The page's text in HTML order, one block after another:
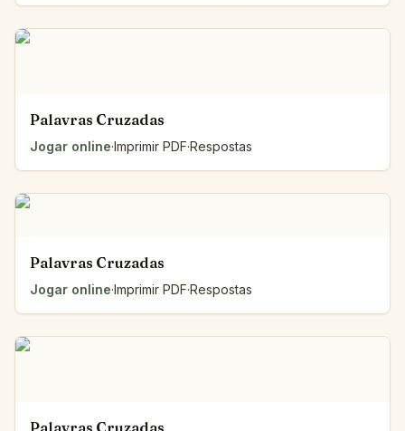
Palavras Cruzadas
Jogar online·Imprimir PDF·Respostas
Palavras Cruzadas
Jogar online·Imprimir PDF·Respostas
Palavras Cruzadas